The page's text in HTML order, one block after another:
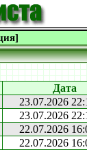
Дата
23.07.2026
23.07.2026
22.07.2026
22.07.2026